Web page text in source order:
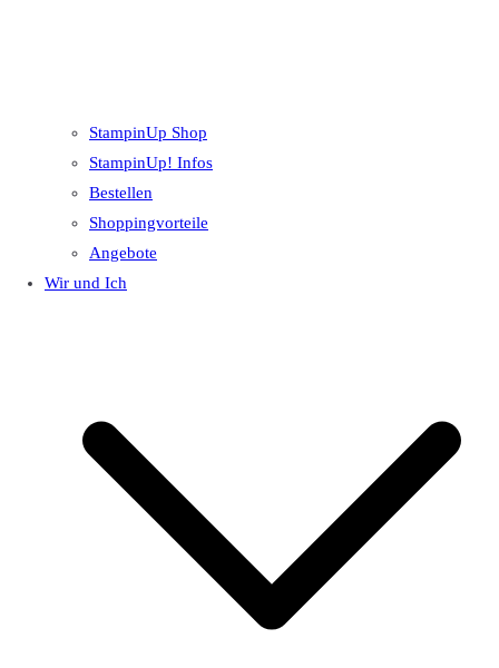
StampinUp Shop
StampinUp! Infos
Bestellen
Shoppingvorteile
Angebote
Wir und Ich